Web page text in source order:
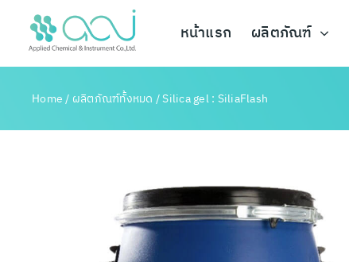
content
หน้าแรก ผลิตภัณฑ์
Home/ ผลิตภัณฑ์ทั้งหมด /Silica gel : SiliaFlash